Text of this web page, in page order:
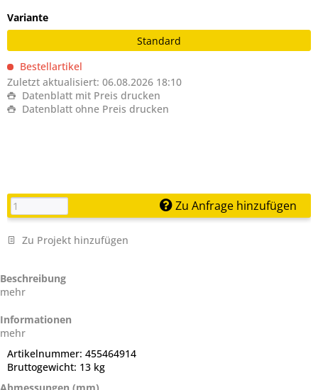
Variante
Standard
Bestellartikel
Zuletzt aktualisiert: 06.08.2026 18:10
Datenblatt mit Preis drucken
Datenblatt ohne Preis drucken
Zu Anfrage hinzufügen
Zu Projekt hinzufügen
Beschreibung
mehr
Informationen
mehr
Artikelnummer: 455464914
Bruttogewicht: 13 kg